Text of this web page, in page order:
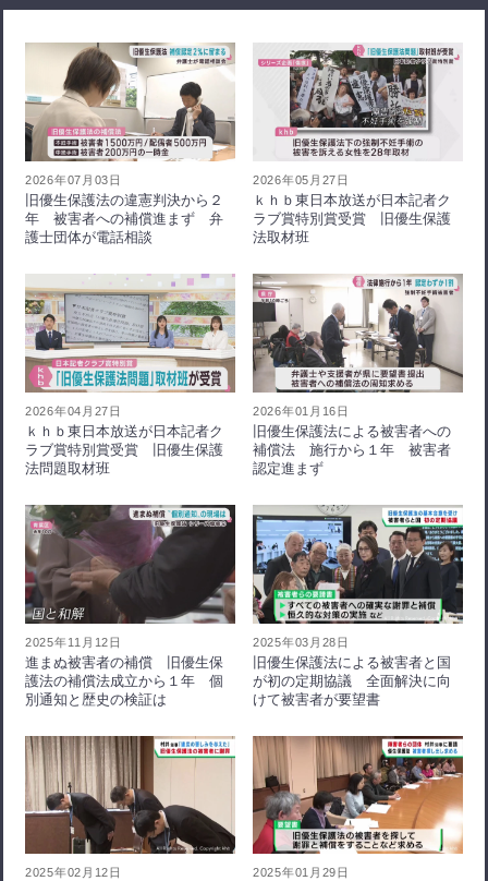
2026年07月03日
旧優生保護法の違憲判決から２
年 被害者への補償進まず 弁
護士団体が電話相談
2026年05月27日
ｋｈｂ東日本放送が日本記者ク
ラブ賞特別賞受賞 旧優生保護
法取材班
2026年04月27日
ｋｈｂ東日本放送が日本記者ク
ラブ賞特別賞受賞 旧優生保護
法問題取材班
2026年01月16日
旧優生保護法による被害者への
補償法 施行から１年 被害者
認定進まず
2025年11月12日
進まぬ被害者の補償 旧優生保
護法の補償法成立から１年 個
別通知と歴史の検証は
2025年03月28日
旧優生保護法による被害者と国
が初の定期協議 全面解決に向
けて被害者が要望書
2025年02月12日 2025年01月29日